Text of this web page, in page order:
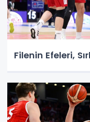
Filenin Efeleri,